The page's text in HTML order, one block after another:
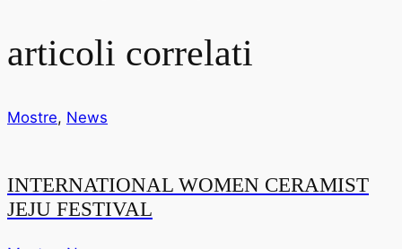
articoli correlati
Mostre, News
INTERNATIONAL WOMEN CERAMIST
JEJU FESTIVAL